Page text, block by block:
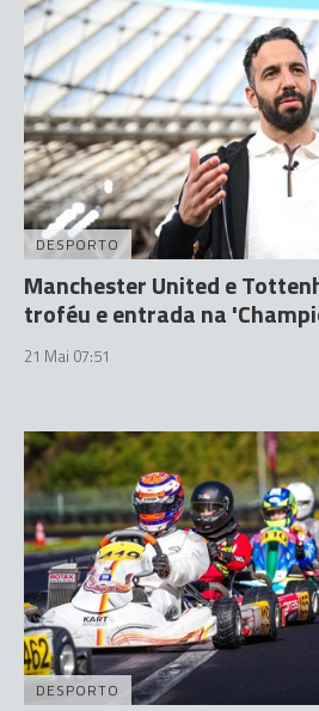
DESPORTO
Manchester United e
troféu e entrada na
21 Mai 07:51
DESPORTO